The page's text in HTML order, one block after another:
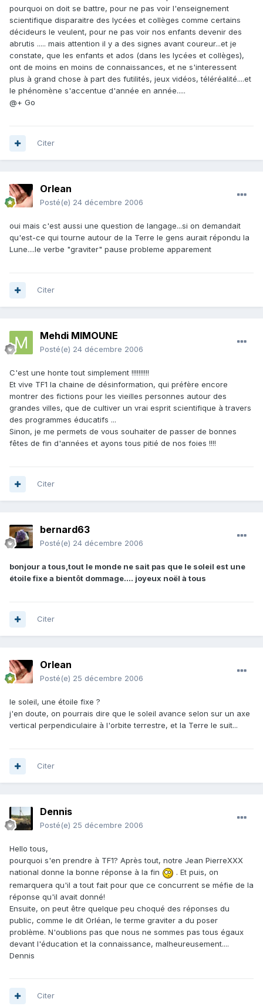
pourquoi on doit se battre, pour ne pas voir l'enseignement
scientifique disparaitre des lycées et collèges comme certains
décideurs le veulent, pour ne pas voir nos enfants devenir des
abrutis ..... mais attention il y a des signes avant coureur...et je
constate, que les enfants et ados (dans les lycées et collèges),
ont de moins en moins de connaissances, et ne s'interessent
plus à grand chose à part des futilités, jeux vidéos, téléréalité....et
le phénomène s'accentue d'année en année.....
@+ Go
Citer
Orlean
Posté(e) 24 décembre 2006
oui mais c'est aussi une question de langage...si on demandait
qu'est-ce qui tourne autour de la Terre le gens aurait répondu la
Lune....le verbe "graviter" pause probleme apparement
Citer
Mehdi MIMOUNE
Posté(e) 24 décembre 2006
C'est une honte tout simplement !!!!!!!!!!
Et vive TF1 la chaine de désinformation, qui préfère encore
montrer des fictions pour les vieilles personnes autour des
grandes villes, que de cultiver un vrai esprit scientifique à travers
des programmes éducatifs ...
Sinon, je me permets de vous souhaiter de passer de bonnes
fêtes de fin d'années et ayons tous pitié de nos foies !!!!
Citer
bernard63
Posté(e) 24 décembre 2006
bonjour a tous,tout le monde ne sait pas que le soleil est une
étoile fixe a bientôt dommage.... joyeux noël à tous
Citer
Orlean
Posté(e) 25 décembre 2006
le soleil, une étoile fixe ?
j'en doute, on pourrais dire que le soleil avance selon sur un axe
vertical perpendiculaire à l'orbite terrestre, et la Terre le suit...
Citer
Dennis
Posté(e) 25 décembre 2006
Hello tous,
pourquoi s'en prendre à TF1? Après tout, notre Jean PierreXXX
national donne la bonne réponse à la fin
. Et puis, on
remarquera qu'il a tout fait pour que ce concurrent se méfie de la
réponse qu'il avait donné!
Ensuite, on peut être quelque peu choqué des réponses du
public, comme le dit Orléan, le terme graviter a du poser
problème. N'oublions pas que nous ne sommes pas tous égaux
devant l'éducation et la connaissance, malheureusement....
Dennis
Citer